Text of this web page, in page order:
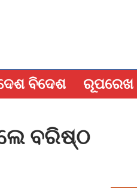
ବିଦେଶ ରୂପରେଖ
ବରିଷ୍ଠ